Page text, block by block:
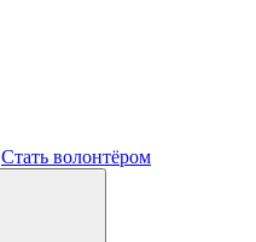
Стать волонтёром